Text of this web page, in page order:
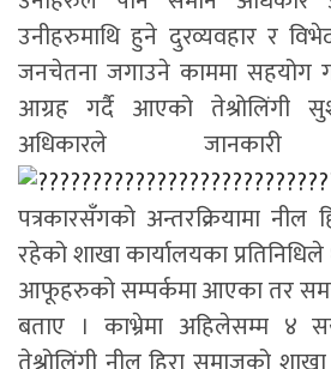
उनीहरुमाथि हुने दुरव्यवहार र
जनचेतना जगाउने काममा सहयोग
आग्रह गर्दै आएको तेश्रोलिंगी
अधिकारले
पत्रकारसँगको अन्तरक्रियामा नील
रहेको शाखा कार्यालयका
आफूहरुको सम्पर्कमा आएका तर
बताए । काभ्रेमा अहिलेसम्म ४